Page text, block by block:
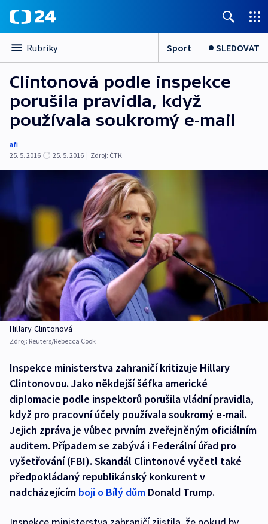
Rubriky Sport SLEDOVAT
Clintonová podle inspekce
porušila pravidla, když
používala soukromý e-mail
afi
25. 5. 2016
25. 5. 2016 | Zdroj: ČTK
Hillary Clintonová
Zdroj: Reuters/Rebecca Cook
Inspekce ministerstva zahraničí kritizuje Hillary
Clintonovou. Jako někdejší šéfka americké
diplomacie podle inspektorů porušila vládní pravidla,
když pro pracovní účely používala soukromý e-mail.
Jejich zpráva je vůbec prvním zveřejněným oficiálním
auditem. Případem se zabývá i Federální úřad pro
vyšetřování (FBI). Skandál Clintonové vyčetl také
předpokládaný republikánský konkurent v
nadcházejícím boji o Bílý dům Donald Trump.